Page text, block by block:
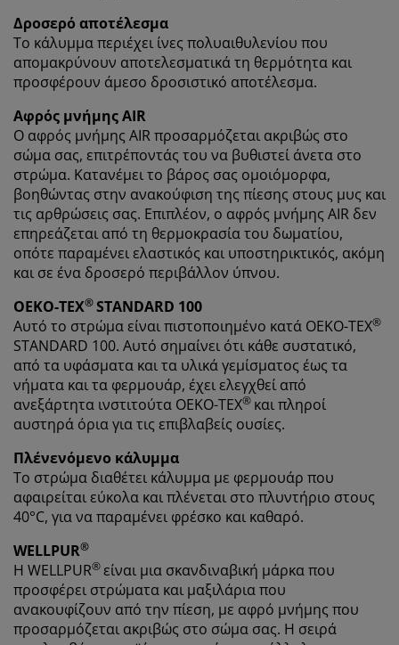
Δροσερό αποτέλεσμα
Το κάλυμμα περιέχει ίνες πολυαιθυλενίου που
απομακρύνουν αποτελεσματικά τη θερμότητα και
προσφέρουν άμεσο δροσιστικό αποτέλεσμα.
Αφρός μνήμης AIR
Ο αφρός μνήμης AIR προσαρμόζεται ακριβώς στο
σώμα σας, επιτρέποντάς του να βυθιστεί άνετα στο
στρώμα. Κατανέμει το βάρος σας ομοιόμορφα,
βοηθώντας στην ανακούφιση της πίεσης στους μυς και
τις αρθρώσεις σας. Επιπλέον, ο αφρός μνήμης AIR δεν
επηρεάζεται από τη θερμοκρασία του δωματίου,
οπότε παραμένει ελαστικός και υποστηρικτικός, ακόμη
και σε ένα δροσερό περιβάλλον ύπνου.
OEKO-TEX®STANDARD 100
Αυτό το στρώμα είναι πιστοποιημένο κατά OEKO-TEX®
STANDARD 100. Αυτό σημαίνει ότι κάθε συστατικό,
από τα υφάσματα και τα υλικά γεμίσματος έως τα
νήματα και τα φερμουάρ, έχει ελεγχθεί από
ανεξάρτητα ινστιτούτα OEKO-TEX® και πληροί
αυστηρά όρια για τις επιβλαβείς ουσίες.
Πλένενόμενο κάλυμμα
Το στρώμα διαθέτει κάλυμμα με φερμουάρ που
αφαιρείται εύκολα και πλένεται στο πλυντήριο στους
40°C, για να παραμένει φρέσκο και καθαρό.
WELLPUR®
Η WELLPUR®είναι μια σκανδιναβική μάρκα που
προσφέρει στρώματα και μαξιλάρια που
ανακουφίζουν από την πίεση, με αφρό μνήμης που
προσαρμόζεται ακριβώς στο σώμα σας. Η σειρά
Όταν αποδέχεστε τα διαφημιστικά cookies, θα
μοιραστούμε τα δεδομένα περιήγησής σας με
συνεργάτες μάρκετινγκ (π.χ. Google, Meta και TikTok)
για εξατομικευμένες και στατικές διαφημίσεις.
Μπορείτε να διαβάσετε περισσότερα σχετικά με τους
σκοπούς στην ενότητα «Τροποποίηση» και να
επιλέξετε να ανακαλέσετε τη συγκατάθεσή σας
κάνοντας κλικ στο εικονίδιο του cookie. Κάνοντας κλικ
στην επιλογή «Αποδοχή όλων», συναινείτε και στους
τρεις σκοπούς. Διαβάστε περισσότερα σχετικά με τη
συλλογή και την επεξεργασία προσωπικών
δεδομένων και την πολιτική μαςγια τα cookies.